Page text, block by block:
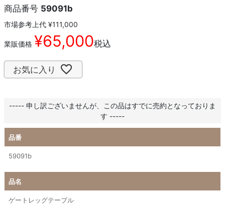
商品番号 59091b
市場参考上代 ¥111,000
業販価格 ¥65,000税込
お気に入り
----- 申し訳ございませんが、この品はすでに売約となっておりま
す -----
品番
59091b
品名
ゲートレッグテーブル